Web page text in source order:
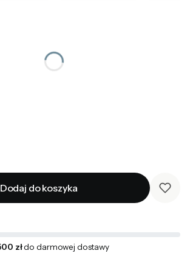
Dodaj do koszyka
złdo darmowej dostawy